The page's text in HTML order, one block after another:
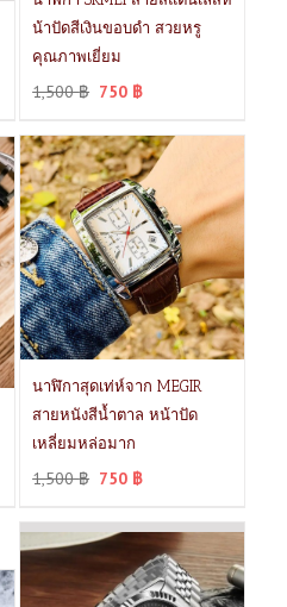
น้าปัดสีเงินขอบดำ สวยหรู
คุณภาพเยี่ยม
1,500฿ 750 ฿
นาฬิกาสุดเท่ห์จาก MEGIR
สายหนังสีน้ำตาล หน้าปัด
เหลี่ยมหล่อมาก
1,500฿ 750 ฿